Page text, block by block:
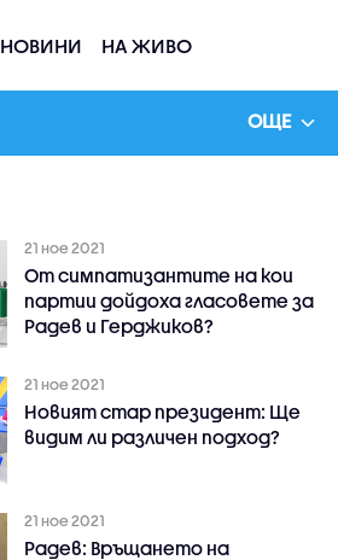
НОВИНИ НА ЖИВО
ОЩЕ
21 ное 2021
От симпатизантите на кои
партии дойдоха гласовете за
Радев и Герджиков?
21 ное 2021
Новият стар президент: Ще
видим ли различен подход?
21 ное 2021
Радев: Връщането на